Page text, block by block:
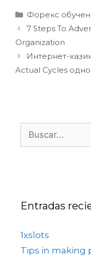
Форекс
7 Steps To
Organization
Интернет-
Actual Cycles
Entradas
1xslots
Tips in making